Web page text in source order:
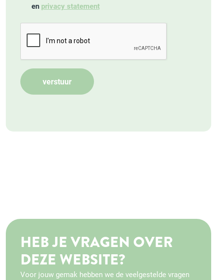
en privacy statement
HEB JE VRAGEN OVER
DEZE WEBSITE?
Voor jouw gemak hebben we de veelgestelde vragen